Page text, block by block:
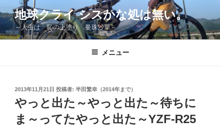
ン
テ
ン
地球クライ シスかな処は無い。
～人生は 恥の上塗り 曼珠沙華～
メニュー
投
稿
日:
2013年11月21日 投稿者: 半田繁幸（2014年まで）
やっと出た～やっと出た～待ちに
ま～ってたやっと出た～YZF-R25